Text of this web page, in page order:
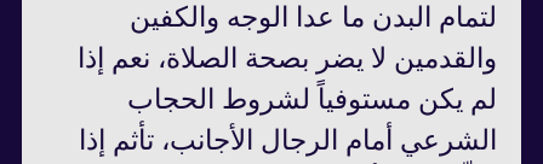
لتمام البدن ما عدا الوجه والكفين
والقدمين لا يضر بصحة الصلاة، نعم إذا
لم يكن مستوفياً لشروط الحجاب
الشرعي أمام الرجال الأجانب، تأثم إذا